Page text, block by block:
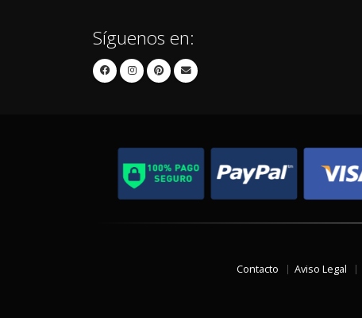
Síguenos en:
Contacto Aviso Legal